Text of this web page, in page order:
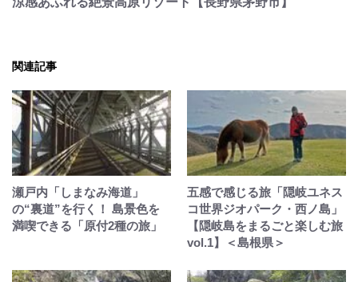
関連記事
瀬戸内「しまなみ海道」
の“裏道”を行く！ 島景色を
満喫できる「原付2種の旅」
五感で感じる旅「隠岐ユネス
コ世界ジオパーク・西ノ島」
【隠岐島をまるごと楽しむ旅
vol.1】＜島根県＞